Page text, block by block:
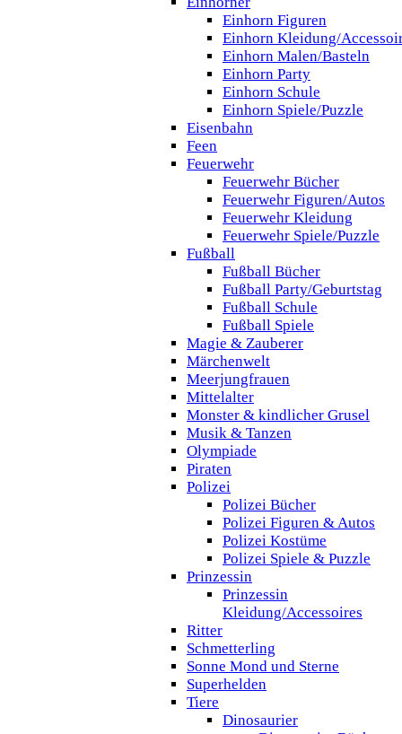
Einhorn Figuren
Einhorn Kleidung/
Einhorn Malen/Basteln
Einhorn Party
Einhorn Schule
Einhorn Spiele/Puzzle
Eisenbahn
Feen
Feuerwehr
Feuerwehr Bücher
Feuerwehr Figuren/Autos
Feuerwehr Kleidung
Feuerwehr Spiele/Puzzle
Fußball
Fußball Bücher
Fußball Party/Geburtstag
Fußball Schule
Fußball Spiele
Magie & Zauberer
Märchenwelt
Meerjungfrauen
Mittelalter
Monster & kindlicher Grusel
Musik & Tanzen
Olympiade
Piraten
Polizei
Polizei Bücher
Polizei Figuren & Autos
Polizei Kostüme
Polizei Spiele & Puzzle
Prinzessin
Prinzessin
Kleidung/Accessoires
Ritter
Schmetterling
Sonne Mond und Sterne
Superhelden
Tiere
Dinosaurier